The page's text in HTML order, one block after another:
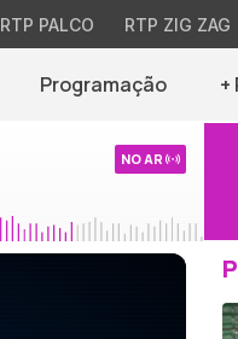
RTP PALCO RTP ZIG ZAG
Programação +
NO AR